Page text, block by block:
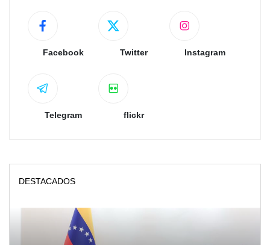
Facebook Twitter Instagram
Telegram flickr
DESTACADOS